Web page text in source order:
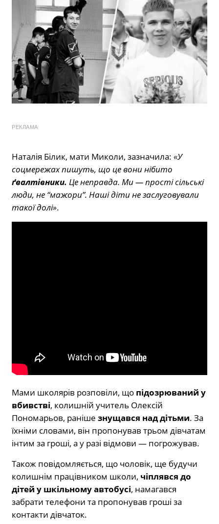
РЕКЛАМА
Наталія Білик, мати Миколи, зазначила: «У
соцмережах пишуть, що це вони нібито
ґвалтівники. Це неправда. Ми — прості сільські
люди, не “мажори”. Наші діти не заслуговували
такої долі».
Мами школярів розповіли, що підозрюваний у
вбивстві, колишній учитель Олексій
Пономарьов, раніше знущався над дітьми. За
їхніми словами, він пропонував трьом дівчатам
інтим за гроші, а у разі відмови — погрожував.
Також повідомляється, що чоловік, ще будучи
колишнім працівником школи, чіплявся до
дітей у шкільному автобусі, намагався
забрати телефони та пропонував гроші за
контакти дівчаток.